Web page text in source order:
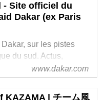
- Site officiel du
Dakar (ex Paris
Dakar, sur les pistes
du sud. Actus,
historique, photos,
www.dakar.com
KAZAMA | チーム風